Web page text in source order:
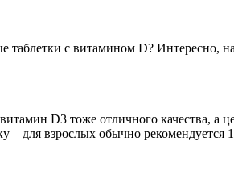
таблетки с витамином D? Интересно,
D3 тоже отличного качества,
– для взрослых обычно